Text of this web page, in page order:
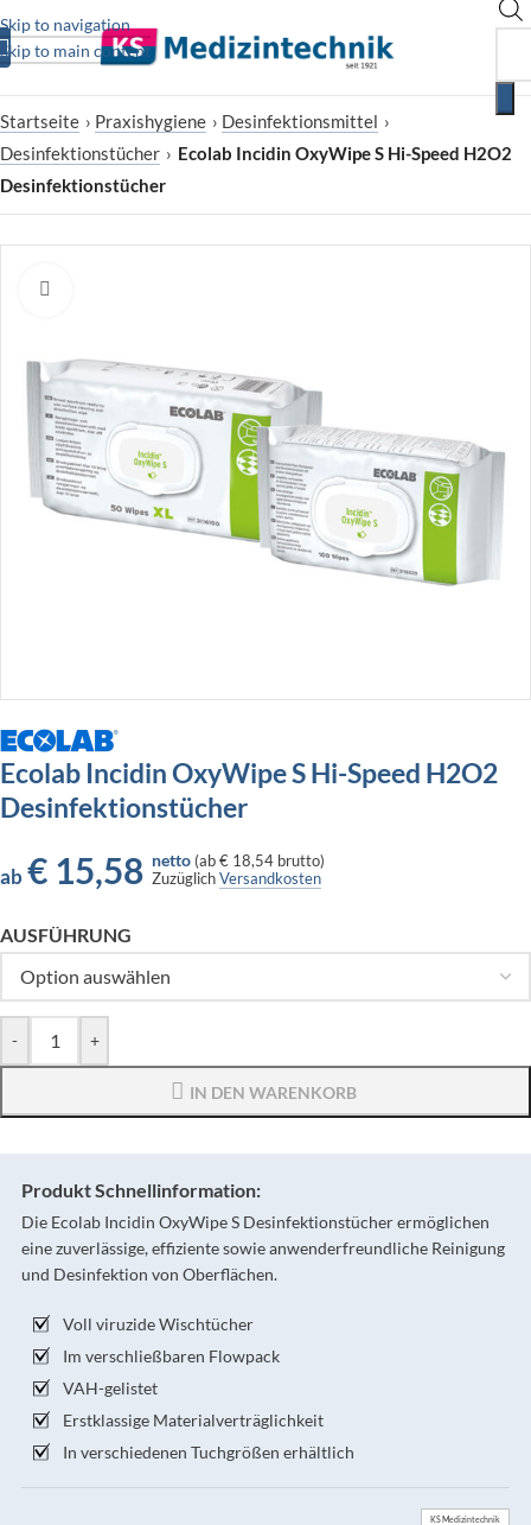
Skip to navigation
Skip to main content
Startseite › Praxishygiene › Desinfektionsmittel ›
Desinfektionstücher › Ecolab Incidin OxyWipe S Hi-Speed H2O2
Desinfektionstücher
Ecolab Incidin OxyWipe S Hi-Speed H2O2
Desinfektionstücher
ab € 15,58 netto (ab€ 18,54 brutto)
ZuzüglichVersandkosten
AUSFÜHRUNG
- +
IN DEN WARENKORB
Produkt Schnellinformation:
Die Ecolab Incidin OxyWipe S Desinfektionstücher ermöglichen
eine zuverlässige, effiziente sowie anwenderfreundliche Reinigung
und Desinfektion von Oberflächen.
Voll viruzide Wischtücher
Im verschließbaren Flowpack
VAH-gelistet
Erstklassige Materialverträglichkeit
In verschiedenen Tuchgrößen erhältlich
KS Medizintechnik